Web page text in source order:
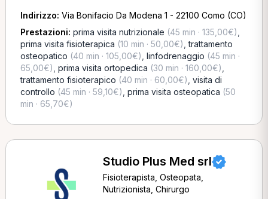
Indirizzo: Via Bonifacio Da Modena 1 - 22100 Como (CO)
Prestazioni: prima visita nutrizionale (45 min · 135,00€)
prima visita fisioterapica (10 min · 50,00€) ,trattamento
osteopatico (40 min · 105,00€) linfodrenaggio (45 min ·
65,00€) prima visita ortopedica (30 min · 160,00€)
trattamento fisioterapico (40 min · 60,00€) visita di
controllo (45 min · 59,10€) prima visita osteopatica (50
min · 65,70€)
Studio Plus Med srl
Fisioterapista, Osteopata,
Nutrizionista, Chirurgo